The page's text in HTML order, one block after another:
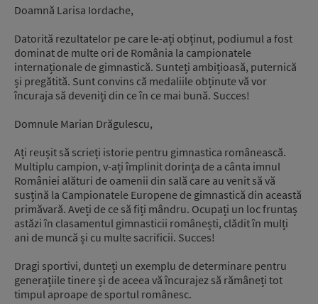
Doamnă Larisa Iordache,
Datorită rezultatelor pe care le-ați obținut, podiumul a fost
dominat de multe ori de România la campionatele
internaționale de gimnastică. Sunteți ambițioasă, puternică
și pregătită. Sunt convins că medaliile obținute vă vor
încuraja să deveniți din ce în ce mai bună. Succes!
Domnule Marian Drăgulescu,
Ați reușit să scrieți istorie pentru gimnastica românească.
Multiplu campion, v-ați împlinit dorința de a cânta imnul
României alături de oamenii din sală care au venit să vă
susțină la Campionatele Europene de gimnastică din această
primăvară. Aveți de ce să fiți mândru. Ocupați un loc fruntaș
astăzi în clasamentul gimnasticii românești, clădit în mulți
ani de muncă și cu multe sacrificii. Succes!
Dragi sportivi, dunteți un exemplu de determinare pentru
generațiile tinere și de aceea vă încurajez să rămâneți tot
timpul aproape de sportul românesc.